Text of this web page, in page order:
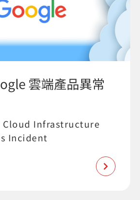
雲端產品異常
Cloud Infrastructure
Incident